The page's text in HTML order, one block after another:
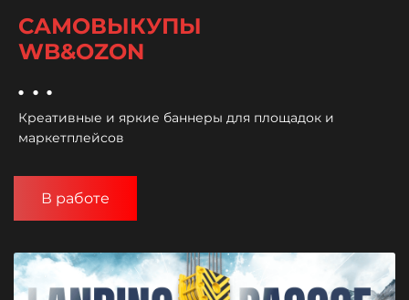
САМОВЫКУПЫ
WB&OZON
...
Креативные и яркие баннеры для площадок и
маркетплейсов
В работе